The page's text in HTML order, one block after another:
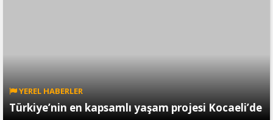
YEREL HABERLER
Türkiye’nin en kapsamlı yaşam projesi Kocaeli’de